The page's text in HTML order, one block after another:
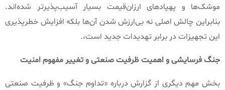
موشک‌ها و پهپادهای ارزان‌قیمت بسیار آسیب‌پذیرتر شده‌اند.
بنابراین چالش اصلی نه بی‌ارزش شدن آن‌ها بلکه افزایش خطرپذیری
این تجهیزات در برابر تهدیدات جدید است،.
جنگفرسایشیو اهمیتظرفیتصنعتیو تغییرمفهوم امنیت
بخش مهم دیگری از گزارش درباره «تداوم جنگ» و ظرفیت صنعتی